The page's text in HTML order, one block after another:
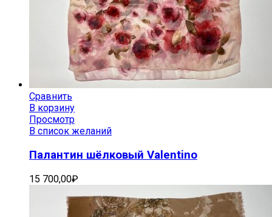
Сравнить
В корзину
Просмотр
В список желаний
Палантин шёлковый Valentino
15 700,00₽